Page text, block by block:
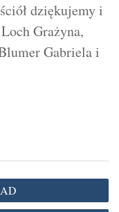
dziękujemy i
Grażyna,
Gabriela i